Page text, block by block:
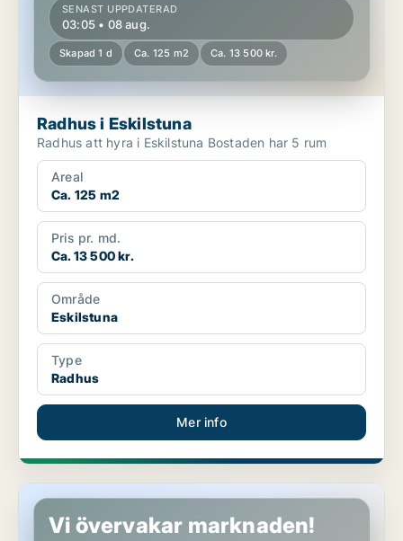
SENAST UPPDATERAD
03:05 • 08 aug.
Skapad 1 d Ca. 125 m2 Ca. 13 500 kr.
Radhus i Eskilstuna
Radhus att hyra i Eskilstuna Bostaden har 5 rum
Areal
Ca. 125 m2
Pris pr. md.
Ca. 13 500 kr.
Område
Eskilstuna
Type
Radhus
Mer info
Radhus i Strängnäs
Vi övervakar marknaden!